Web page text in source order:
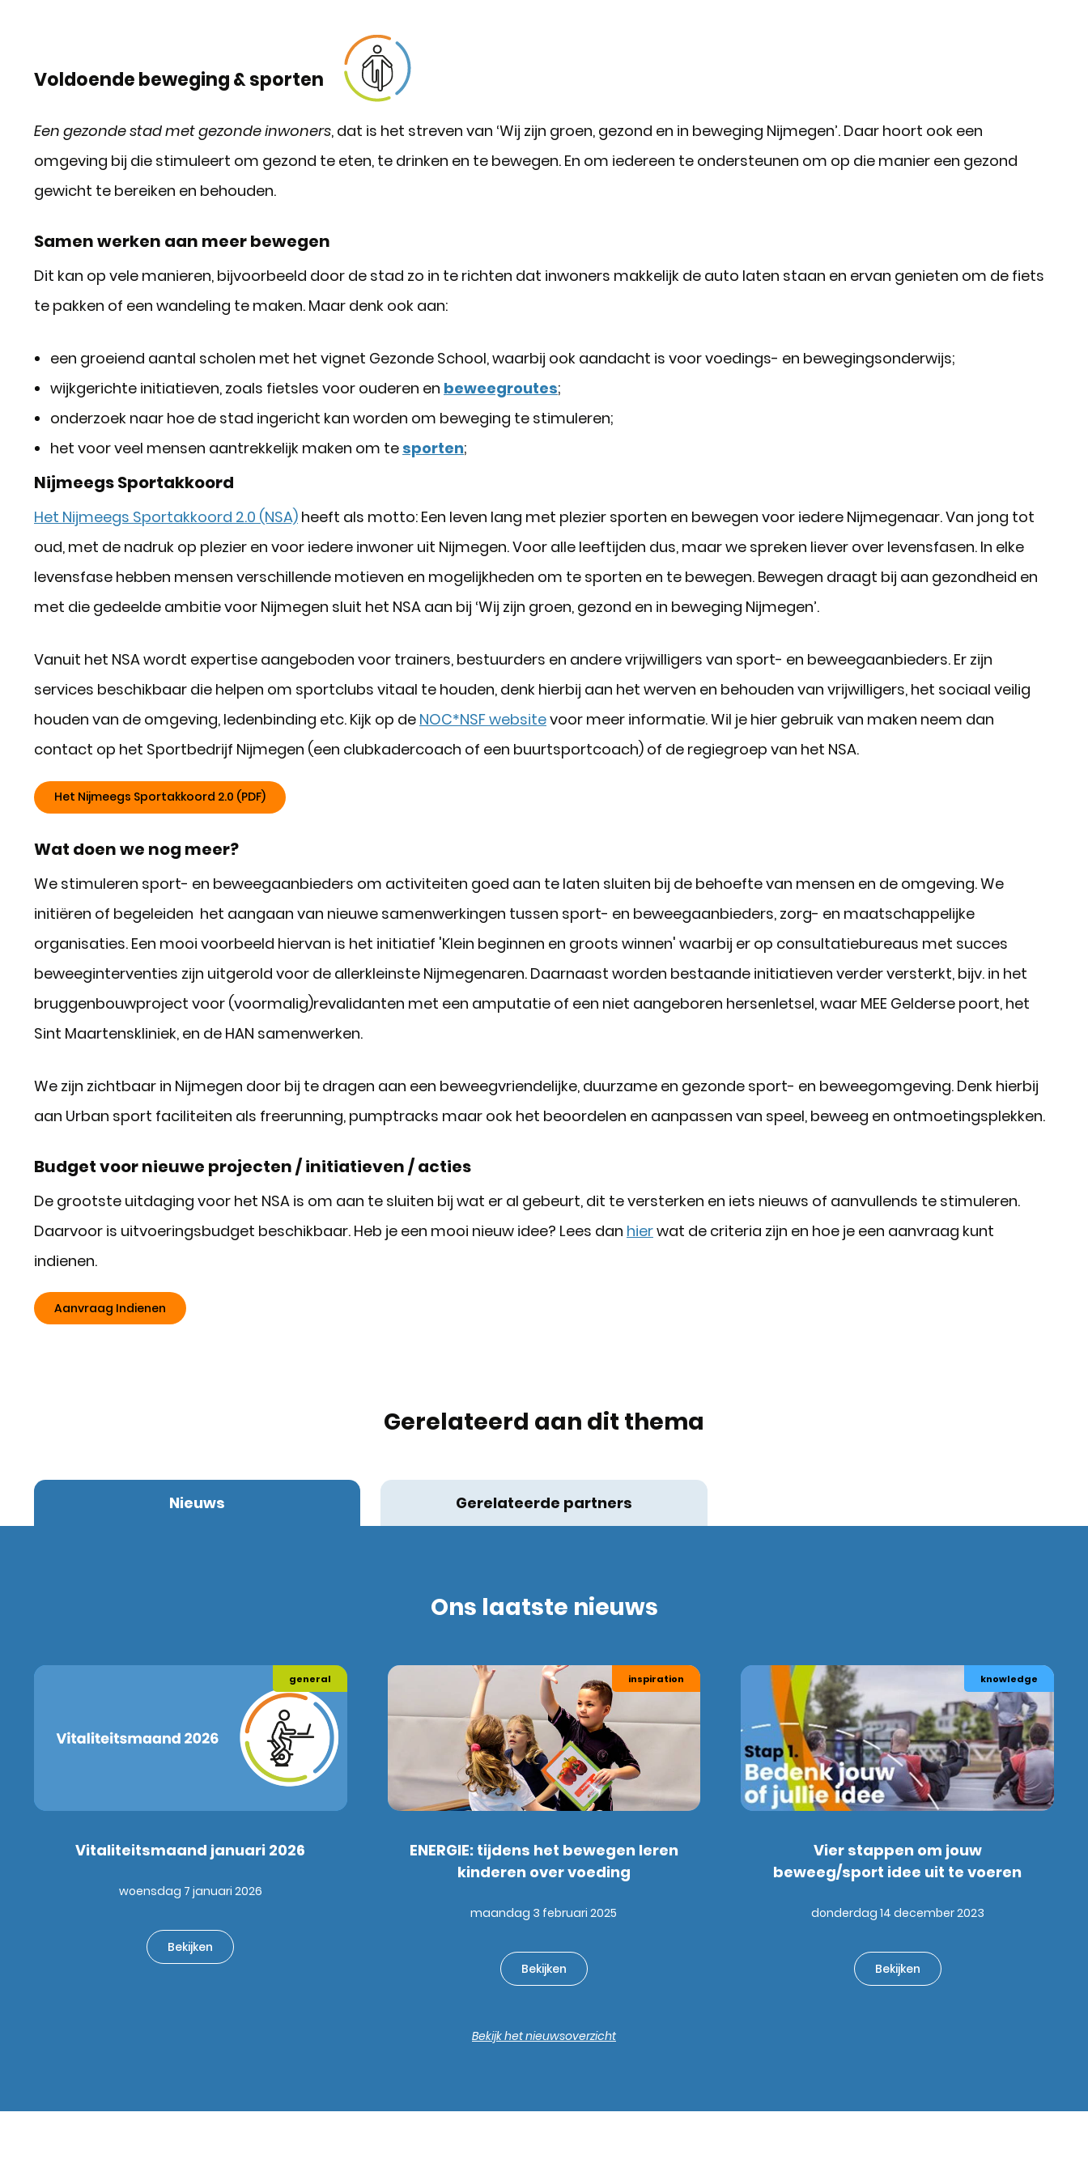
Voldoende beweging & sporten
Een gezonde stad met gezonde inwoners, dat is het streven van ‘Wij zijn groen, gezond en in beweging Nijmegen’. Daar hoort ook een
omgeving bij die stimuleert om gezond te eten, te drinken en te bewegen. En om iedereen te ondersteunen om op die manier een gezond
gewicht te bereiken en behouden.
Samen werken aan meer bewegen
Dit kan op vele manieren, bijvoorbeeld door de stad zo in te richten dat inwoners makkelijk de auto laten staan en ervan genieten om de fiets
te pakken of een wandeling te maken. Maar denk ook aan:
een groeiend aantal scholen met het vignet Gezonde School, waarbij ook aandacht is voor voedings- en bewegingsonderwijs;
wijkgerichte initiatieven, zoals fietsles voor ouderen en beweegroutes;
onderzoek naar hoe de stad ingericht kan worden om beweging te stimuleren;
het voor veel mensen aantrekkelijk maken om te sporten;
Nijmeegs Sportakkoord
Het Nijmeegs Sportakkoord 2.0 (NSA) heeft als motto: Een leven lang met plezier sporten en bewegen voor iedere Nijmegenaar. Van jong tot
oud, met de nadruk op plezier en voor iedere inwoner uit Nijmegen. Voor alle leeftijden dus, maar we spreken liever over levensfasen. In elke
levensfase hebben mensen verschillende motieven en mogelijkheden om te sporten en te bewegen. Bewegen draagt bij aan gezondheid en
met die gedeelde ambitie voor Nijmegen sluit het NSA aan bij ‘Wij zijn groen, gezond en in beweging Nijmegen’.
Vanuit het NSA wordt expertise aangeboden voor trainers, bestuurders en andere vrijwilligers van sport- en beweegaanbieders. Er zijn
services beschikbaar die helpen om sportclubs vitaal te houden, denk hierbij aan het werven en behouden van vrijwilligers, het sociaal veilig
houden van de omgeving, ledenbinding etc. Kijk op de NOC*NSF websitevoor meer informatie. Wil je hier gebruik van maken neem dan
contact op het Sportbedrijf Nijmegen (een clubkadercoach of een buurtsportcoach) of de regiegroep van het NSA.
Het Nijmeegs Sportakkoord 2.0 (PDF)
Wat doen we nog meer?
We stimuleren sport- en beweegaanbieders om activiteiten goed aan te laten sluiten bij de behoefte van mensen en de omgeving. We
initiëren of begeleiden het aangaan van nieuwe samenwerkingen tussen sport- en beweegaanbieders, zorg- en maatschappelijke
organisaties. Een mooi voorbeeld hiervan is het initiatief 'Klein beginnen en groots winnen' waarbij er op consultatiebureaus met succes
beweeginterventies zijn uitgerold voor de allerkleinste Nijmegenaren. Daarnaast worden bestaande initiatieven verder versterkt, bijv. in het
bruggenbouwproject voor (voormalig)revalidanten met een amputatie of een niet aangeboren hersenletsel, waar MEE Gelderse poort, het
Sint Maartenskliniek, en de HAN samenwerken.
We zijn zichtbaar in Nijmegen door bij te dragen aan een beweegvriendelijke, duurzame en gezonde sport- en beweegomgeving. Denk hierbij
aan Urban sport faciliteiten als freerunning, pumptracks maar ook het beoordelen en aanpassen van speel, beweeg en ontmoetingsplekken.
Budget voor nieuwe projecten / initiatieven / acties
De grootste uitdaging voor het NSA is om aan te sluiten bij wat er al gebeurt, dit te versterken en iets nieuws of aanvullends te stimuleren.
Daarvoor is uitvoeringsbudget beschikbaar. Heb je een mooi nieuw idee? Lees dan hierwat de criteria zijn en hoe je een aanvraag kunt
indienen.
Aanvraag Indienen
Gerelateerd aan dit thema
Nieuws Gerelateerde partners
Ons laatste nieuws
Vitaliteitsmaand januari 2026
woensdag 7 januari 2026
general
Bekijken
ENERGIE: tijdens het bewegen leren
kinderen over voeding
maandag 3 februari 2025
inspiration
Bekijken
Vier stappen om jouw
beweeg/sport idee uit te voeren
donderdag 14 december 2023
knowledge
Bekijken
Bekijk het nieuwsoverzicht